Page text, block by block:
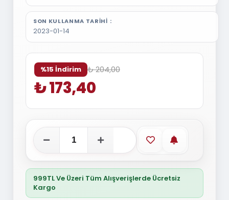
SON KULLANMA TARIHI
2023-01-14
%15 İndirim ₺ 204,00
₺ 173,40
Favorilere ekle
Stoğa
999TL Ve Üzeri Tüm Alışverişlerde Ücretsiz
Kargo